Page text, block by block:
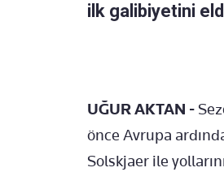
ilk galibiyetini
UĞUR AKTAN -
önce Avrupa
Solskjaer ile